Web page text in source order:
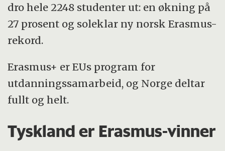
USA er stadig størst mottakerland for
norske utvekslingsstudenter, men tallet
synker markant i 2016.
Reiser du på Erasmus+ studieopphold,
kan du få et månedlig stipend på 350 eller
400 euro avhengig av hvilket land du
praksisutveksling får du 100 euro ekstra
dro hele 2248 studenter ut: en økning på
27 prosent og soleklar ny norsk Erasmus-
rekord.
Erasmus+ er EUs program for
utdanningssamarbeid, og Norge deltar
fullt og helt.
Tyskland er Erasmus-vinner